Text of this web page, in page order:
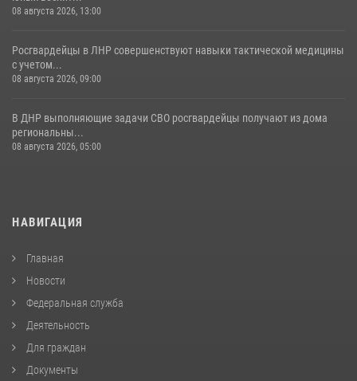
08 августа 2026, 13:00
Росгвардейцы в ЛНР совершенствуют навыки тактической медицины
с учетом...
08 августа 2026, 09:00
В ДНР выполняющие задачи СВО росгвардейцы получают из дома
региональны...
08 августа 2026, 05:00
НАВИГАЦИЯ
Главная
Новости
Федеральная служба
Деятельность
Для граждан
Документы